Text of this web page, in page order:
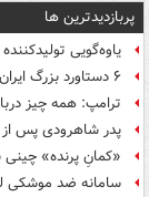
پربازدیدترین ها
یاوه‌گویی
۶ دستاورد بزرگ ایران در ۱۶۰ روز رهبری رهبر انقلاب
ترامپ: همه چیز
پدر شاهرودی پس
«کمانِ پرنده» چینی
سامانه ضد موشکی